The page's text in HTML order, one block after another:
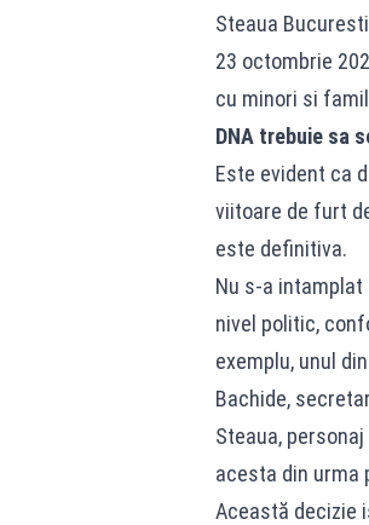
Steaua
23 octombrie
cu minori si
DNA trebuie sa
Este evident ca
viitoare de furt
este definitiva.
Nu s-a
nivel politic,
exemplu, unul
Bachide,
Steaua,
acesta din urma
Această decizie